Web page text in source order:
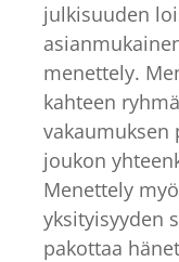
julkisuuden
menettely.
kahteen
vakaumuksen
joukon
Menettely
yksityisyyden
pakottaa